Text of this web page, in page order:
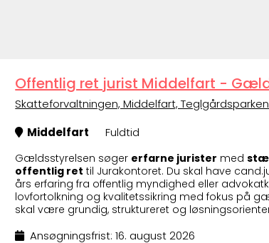
Offentlig ret jurist Middelfart -
Skatteforvaltningen, Middelfart,
Middelfart
Fuldtid
Gældsstyrelsen søger erfarne jurister med
offentlig ret til Jurakontoret. Du skal have
års erfaring fra offentlig myndighed eller
lovfortolkning og kvalitetssikring med fokus på
skal være grundig, struktureret og
Ansøgningsfrist: 16. august 2026